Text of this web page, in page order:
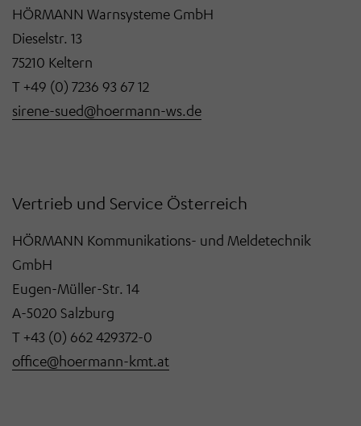
HÖRMANN Warnsysteme GmbH
Dieselstr. 13
75210 Keltern
T +49 (0) 7236 93 67 12
sirene-sued@hoermann-ws.de
Vertrieb und Service Österreich
HÖRMANN Kommunikations- und Meldetechnik
GmbH
Eugen-Müller-Str. 14
A-5020 Salzburg
T +43 (0) 662 429372-0
office@hoermann-kmt.at